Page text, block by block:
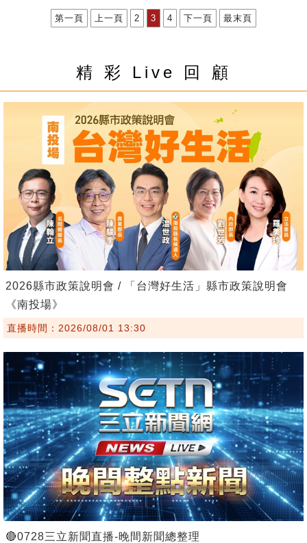
第一頁 上一頁 2 3 4 下一頁 最末頁
精 彩 Live 回 顧
2026縣市政策說明會 / 「台灣好生活」縣市政策說明會
《南投場》
直播時間：2026/08/01 13:30
🔴0728三立新聞直播-晚間新聞總整理